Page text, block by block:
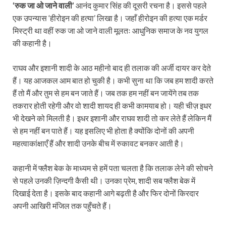
‘रुक जा ओ जाने वाली’ आनंद कुमार सिंह की दूसरी रचना है। इससे पहले
एक उपन्यास ‘हीरोइन की हत्या’ लिखा है। जहाँ हीरोइन की हत्या एक मर्डर
मिस्ट्री था वहीं रुक जा ओ जाने वाली मूलतः आधुनिक समाज के नव युगल
की कहानी है।
राघव और इशानी शादी के आठ महीनो बाद ही तलाक की अर्जी दायर कर देते
हैं। यह आजकल आम बात हो चुकी है। कभी सुना था कि जब हम शादी करते
हैं तो मैं और तुम से हम बन जाते हैं। जब तक हम नहीं बन जायेंगे तब तक
तकरार होती रहेगी और वो शादी शायद ही कभी कामयाब हो। यही चीज़ इधर
भी देखने को मिलती है। इधर इशानी और राघव शादी तो कर लेते हैं लेकिन मैं
से हम नहीं बन पाते हैं। यह इसलिए भी होता है क्योंकि दोनों की अपनी
महत्वाकांक्षाएँ हैं और शादी उनके बीच में रुकावट बनकर आती है।
कहानी में फ्लैश बेक के माध्यम से हमें पता चलता है कि तलाक लेने की सोचने
से पहले उनकी ज़िन्दगी कैसी थी। उनका प्रेम, शादी सब फ्लैश बेक में
दिखाई देता है। इसके बाद कहानी आगे बढ़ती है और फिर दोनों किरदार
अपनी आखिरी मंजिल तक पहुँचते हैं।